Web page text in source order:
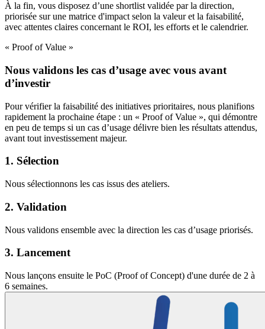
À la fin, vous disposez d’une shortlist validée par la direction,
priorisée sur une matrice d'impact selon la valeur et la faisabilité,
avec attentes claires concernant le ROI, les efforts et le calendrier.
« Proof of Value »
Nous validons les cas d’usage avec vous avant
d’investir
Pour vérifier la faisabilité des initiatives prioritaires, nous planifions
rapidement la prochaine étape : un « Proof of Value », qui démontre
en peu de temps si un cas d’usage délivre bien les résultats attendus,
avant tout investissement majeur.
1. Sélection
Nous sélectionnons les cas issus des ateliers.
2. Validation
Nous validons ensemble avec la direction les cas d’usage priorisés.
3. Lancement
Nous lançons ensuite le PoC (Proof of Concept) d'une durée de 2 à
6 semaines.